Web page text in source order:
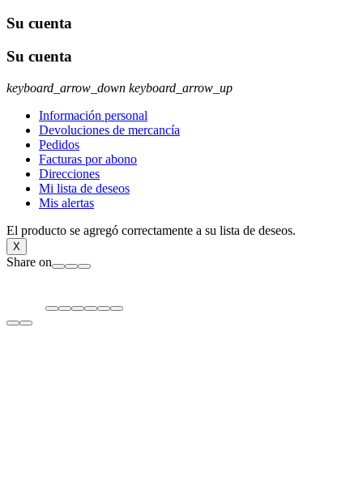
Su cuenta
Su cuenta
keyboard_arrow_down keyboard_arrow_up
Información personal
Devoluciones de mercancía
Pedidos
Facturas por abono
Direcciones
Mi lista de deseos
Mis alertas
El producto se agregó correctamente a su lista de deseos.
X
Share on